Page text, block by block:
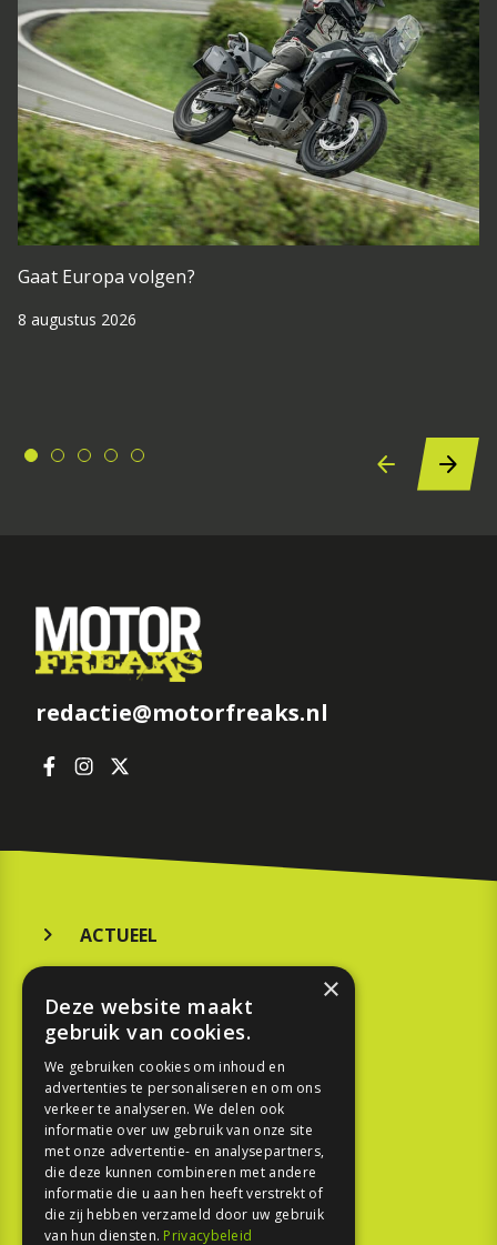
Gaat Europa volgen?
8 augustus 2026
redactie@motorfreaks.nl
ACTUEEL
KOOPGIDS
TESTEN
SPORT
REPORTAGE
TOUREN
×
Deze website maakt
gebruik van cookies.
We gebruiken cookies om inhoud en
advertenties te personaliseren en om ons
verkeer te analyseren. We delen ook
informatie over uw gebruik van onze site
met onze advertentie- en analysepartners,
die deze kunnen combineren met andere
informatie die u aan hen heeft verstrekt of
die zij hebben verzameld door uw gebruik
van hun diensten. Privacybeleid